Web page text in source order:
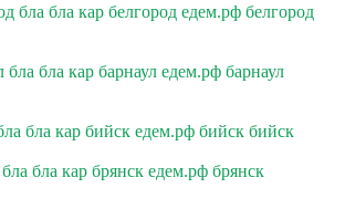
бла бла кар белгород едем.рф белгород
бла бла кар барнаул едем.рф барнаул
бла кар бийск едем.рф бийск бийск
бла кар брянск едем.рф брянск